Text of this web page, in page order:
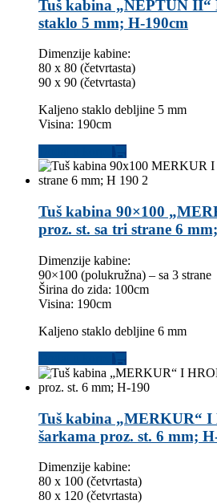
Tuš kabina „NEPTUN II“
staklo 5 mm; H-190cm
Dimenzije kabine:
80 x 80 (četvrtasta)
90 x 90 (četvrtasta)
Kaljeno staklo debljine 5 mm
Visina: 190cm
Tuš kabina 90×100
proz. st. sa tri strane 6
Dimenzije kabine:
90×100 (polukružna) – sa 3 strane
Širina do zida: 100cm
Visina: 190cm
Kaljeno staklo debljine 6 mm
Tuš kabina „MERKUR“ I
šarkama proz. st. 6 mm;
Dimenzije kabine:
80 x 100 (četvrtasta)
80 x 120 (četvrtasta)